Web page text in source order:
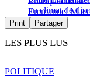
un climat de
Emmanuel
Print Partager
LES PLUS LUS
POLITIQUE